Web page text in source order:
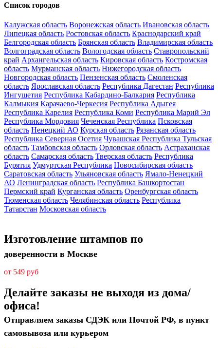
Список городов
Калужская область Воронежская область Ивановская область
Липецкая область Ростовская область Краснодарский край
Белгородская область Брянская область Владимирская область
Волгоградская область Вологодская область Ставропольский
край Архангельская область Кировская область Костромская
область Мурманская область Нижегородская область
Новгородская область Пензенская область Смоленская
область Ярославская область Республика Дагестан Республика
Ингушетия Республика Кабардино-Балкария Республика
Калмыкия Карачаево-Черкесия Республика Адыгея
Республика Карелия Республика Коми Республика Марий Эл
Республика Мордовия Чеченская Республика Псковская
область Ненецкий АО Курская область Рязанская область
Республика Северная Осетия Чувашская Республика Тульская
область Тамбовская область Орловская область Астраханская
область Самарская область Тверская область Республика
Бурятия Удмуртская Республика Новосибирская область
Саратовская область Ульяновская область Ямало-Ненецкий
АО Ленинградская область Республика Башкортостан
Пермский край Курганская область Оренбургская область
Тюменская область Челябинская область Республика
Татарстан Московская область
Изготовление штампов по
доверенности в Москве
от 549 руб
Делайте заказы не выходя из дома/
офиса!
Отправляем заказы СДЭК или Почтой РФ, в пункт
самовывоза или курьером